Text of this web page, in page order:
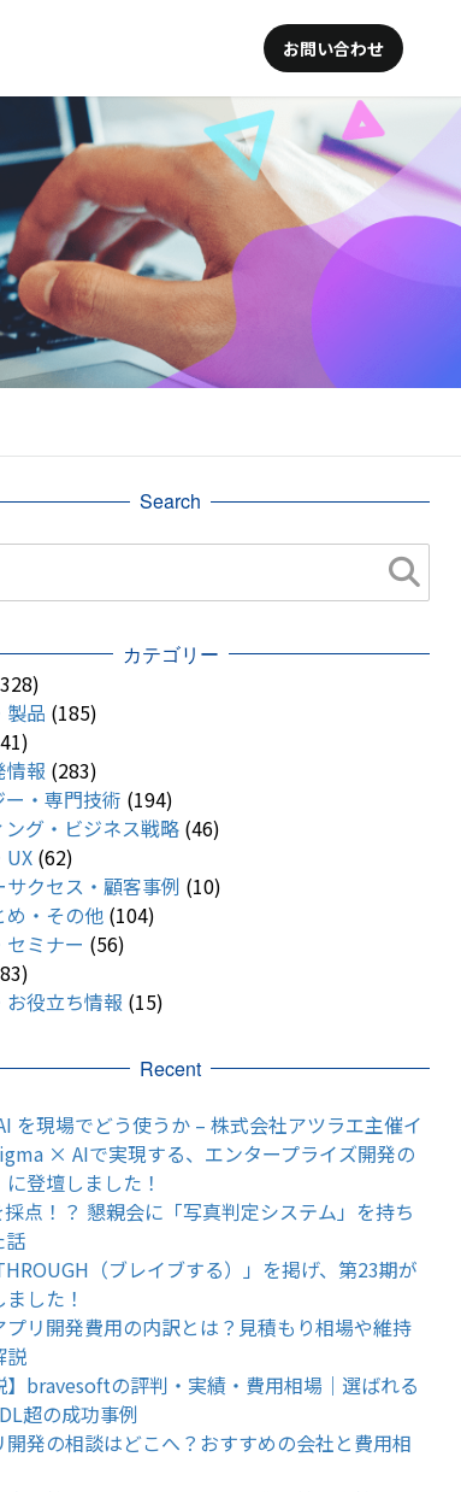
お問い合わせ
Search
カテゴリー
製品 (185)
情報 (283)
・専門技術 (194)
ング・ビジネス戦略 (46)
UX (62)
サクセス・顧客事例 (10)
め・その他 (104)
ミナー (56)
お役立ち情報 (15)
Recent
を現場でどう使うか – 株式会社アツラエ主催イ
× AIで実現する、エンタープライズ開発の
登壇しました！
点！？ 懇親会に「写真判定システム」を持ち
話
THROUGH（ブレイブする）」を掲げ、第23期が
した！
プリ開発費用の内訳とは？見積もり相場や維持
説
】bravesoftの評判・実績・費用相場｜選ばれる
超の成功事例
開発の相談はどこへ？おすすめの会社と費用相